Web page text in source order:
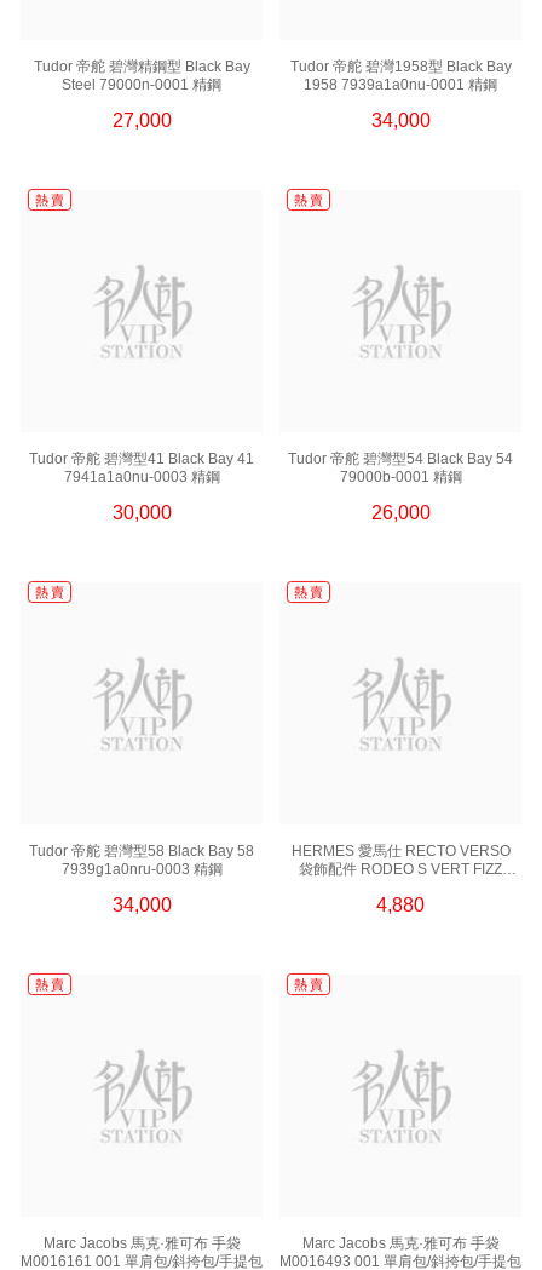
Tudor 帝舵 碧灣精鋼型 Black Bay
Steel 79000n-0001 精鋼
27,000
Tudor 帝舵 碧灣1958型 Black Bay
1958 7939a1a0nu-0001 精鋼
34,000
Tudor 帝舵 碧灣型41 Black Bay 41
7941a1a0nu-0003 精鋼
30,000
熱 賣
Tudor 帝舵 碧灣型54 Black Bay 54
79000b-0001 精鋼
26,000
熱 賣
Tudor 帝舵 碧灣型58 Black Bay 58
7939g1a0nru-0003 精鋼
34,000
熱 賣
HERMES 愛馬仕 RECTO VERSO
袋飾配件 RODEO S VERT FIZZ
4,880
熱 賣
Marc Jacobs 馬克·雅可布 手袋
M0016161 001 單肩包/斜挎包/手提包
熱 賣
Marc Jacobs 馬克·雅可布 手袋
M0016493 001 單肩包/斜挎包/手提包
熱 賣